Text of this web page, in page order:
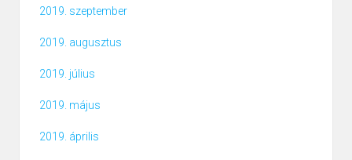
2019. szeptember
2019. augusztus
2019. július
2019. május
2019. április